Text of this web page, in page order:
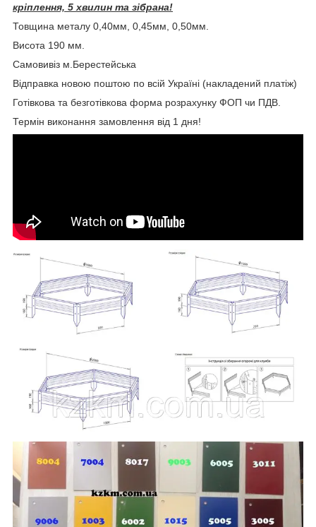
кріплення, 5 хвилин та зібрана!
Товщина металу 0,40мм, 0,45мм, 0,50мм.
Висота 190 мм.
Самовивіз м.Берестейська
Відправка новою поштою по всій Україні (накладений платіж)
Готівкова та безготівкова форма розрахунку ФОП чи ПДВ.
Термін виконання замовлення від 1 дня!